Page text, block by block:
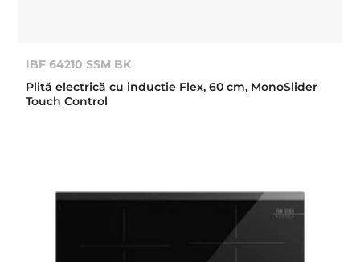
IBF 64210 SSM BK
Plită electrică cu inductie Flex, 60 cm, MonoSlider
Touch Control